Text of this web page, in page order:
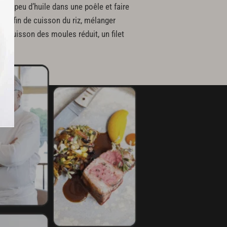
un peu d’huile dans une poêle et faire
fin de cuisson du riz, mélanger
cuisson des moules réduit, un filet